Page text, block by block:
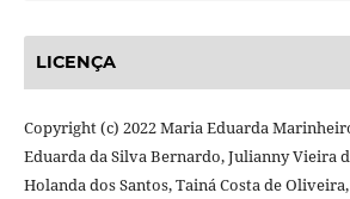
LICENÇA
Copyright (c) 2022 Maria Eduarda
Eduarda da Silva Bernardo, Julianny Vieira
Holanda dos Santos, Tainá Costa de